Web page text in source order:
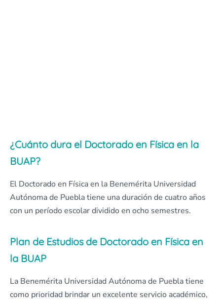
¿Cuánto dura el Doctorado en Física en la
BUAP?
El Doctorado en Física en la Benemérita Universidad
Autónoma de Puebla tiene una duración de cuatro años
con un período escolar dividido en ocho semestres.
Plan de Estudios de Doctorado en Física en
la BUAP
La Benemérita Universidad Autónoma de Puebla tiene
como prioridad brindar un excelente servicio académico,